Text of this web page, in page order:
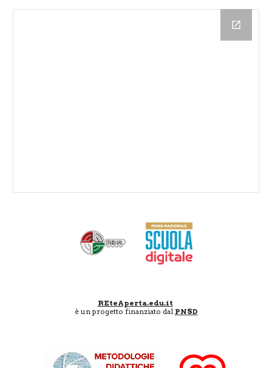
REteAperta.edu.it
è un progetto finanziato dal PNSD